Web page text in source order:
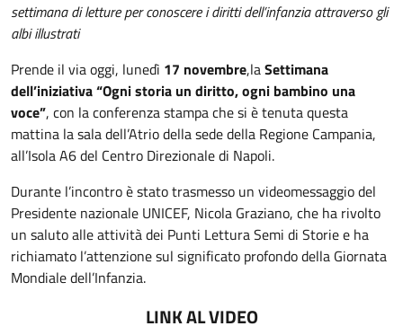
settimana di letture per conoscere i diritti dell’infanzia attraverso gli
albi illustrati
Prende il via oggi, lunedì 17 novembre,laSettimana
dell’iniziativa “Ogni storia un diritto, ogni bambino una
voce”, con la conferenza stampa che si è tenuta questa
mattina la sala dell’Atrio della sede della Regione Campania,
all’Isola A6 del Centro Direzionale di Napoli.
Durante l’incontro è stato trasmesso un videomessaggio del
Presidente nazionale UNICEF, Nicola Graziano, che ha rivolto
un saluto alle attività dei Punti Lettura Semi di Storie e ha
richiamato l’attenzione sul significato profondo della Giornata
Mondiale dell’Infanzia.
LINK AL VIDEO